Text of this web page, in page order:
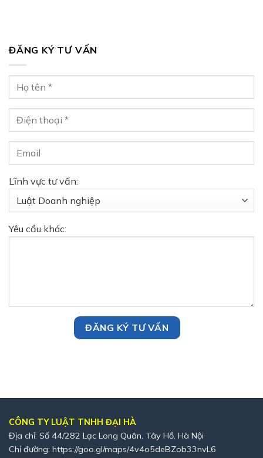
ĐĂNG KÝ TƯ VẤN
Lĩnh vực tư vấn:
Yêu cầu khác:
CÔNG TY LUẬT TNHH ĐẠI HÀ
Địa chỉ: Số 44/282 Lạc Long Quân, Tây Hồ, Hà Nội
Chỉ đường: https://goo.gl/maps/4v4o5deBZob33nvL6